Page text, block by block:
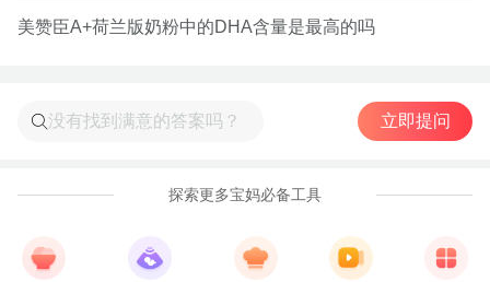
美赞臣A+荷兰版奶粉中的DHA含量是最高的吗
立即提问
探索更多宝妈必备工具